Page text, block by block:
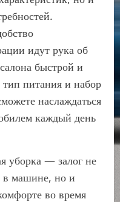
идут рука об
быстрой и
питания и набор
наслаждаться
каждый день
уборка — залог не
в машине, но и
во время